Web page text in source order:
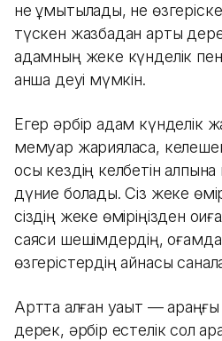
не ұмытылады, не
түскен жазбадан артық
адамның жеке күнделік
қанша деуі мүмкін.
Егер әрбір адам күнделік
мемуар жарияласа,
осы кездің келбетін
дүние болады. Сіз жеке
сіздің жеке өміріңізден
саяси шешімдердің,
өзгерістердің айнасы
Артта қалған уақыт —
дерек, әрбір естелік сол